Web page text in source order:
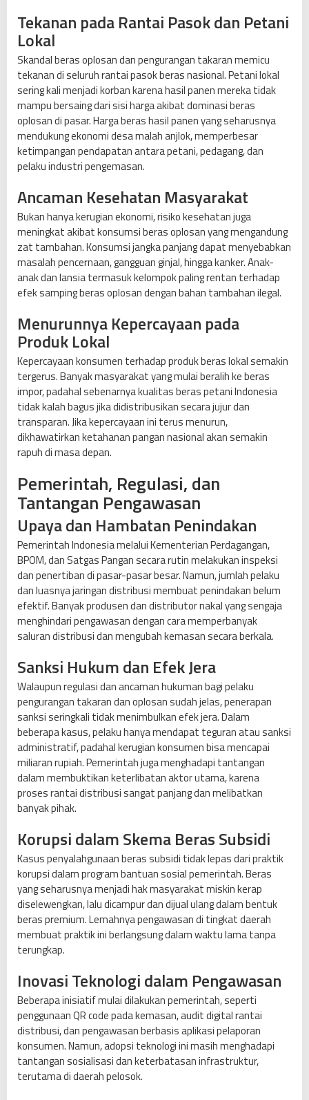
Tekanan pada Rantai Pasok dan Petani
Lokal
Skandal beras oplosan dan pengurangan takaran memicu
tekanan di seluruh rantai pasok beras nasional. Petani lokal
sering kali menjadi korban karena hasil panen mereka tidak
mampu bersaing dari sisi harga akibat dominasi beras
oplosan di pasar. Harga beras hasil panen yang seharusnya
mendukung ekonomi desa malah anjlok, memperbesar
ketimpangan pendapatan antara petani, pedagang, dan
pelaku industri pengemasan.
Ancaman Kesehatan Masyarakat
Bukan hanya kerugian ekonomi, risiko kesehatan juga
meningkat akibat konsumsi beras oplosan yang mengandung
zat tambahan. Konsumsi jangka panjang dapat menyebabkan
masalah pencernaan, gangguan ginjal, hingga kanker. Anak-
anak dan lansia termasuk kelompok paling rentan terhadap
efek samping beras oplosan dengan bahan tambahan ilegal.
Menurunnya Kepercayaan pada
Produk Lokal
Kepercayaan konsumen terhadap produk beras lokal semakin
tergerus. Banyak masyarakat yang mulai beralih ke beras
impor, padahal sebenarnya kualitas beras petani Indonesia
tidak kalah bagus jika didistribusikan secara jujur dan
transparan. Jika kepercayaan ini terus menurun,
dikhawatirkan ketahanan pangan nasional akan semakin
rapuh di masa depan.
Pemerintah, Regulasi, dan
Tantangan Pengawasan
Upaya dan Hambatan Penindakan
Pemerintah Indonesia melalui Kementerian Perdagangan,
BPOM, dan Satgas Pangan secara rutin melakukan inspeksi
dan penertiban di pasar-pasar besar. Namun, jumlah pelaku
dan luasnya jaringan distribusi membuat penindakan belum
efektif. Banyak produsen dan distributor nakal yang sengaja
menghindari pengawasan dengan cara memperbanyak
saluran distribusi dan mengubah kemasan secara berkala.
Sanksi Hukum dan Efek Jera
Walaupun regulasi dan ancaman hukuman bagi pelaku
pengurangan takaran dan oplosan sudah jelas, penerapan
sanksi seringkali tidak menimbulkan efek jera. Dalam
beberapa kasus, pelaku hanya mendapat teguran atau sanksi
administratif, padahal kerugian konsumen bisa mencapai
miliaran rupiah. Pemerintah juga menghadapi tantangan
dalam membuktikan keterlibatan aktor utama, karena
proses rantai distribusi sangat panjang dan melibatkan
banyak pihak.
Korupsi dalam Skema Beras Subsidi
Kasus penyalahgunaan beras subsidi tidak lepas dari praktik
korupsi dalam program bantuan sosial pemerintah. Beras
yang seharusnya menjadi hak masyarakat miskin kerap
diselewengkan, lalu dicampur dan dijual ulang dalam bentuk
beras premium. Lemahnya pengawasan di tingkat daerah
membuat praktik ini berlangsung dalam waktu lama tanpa
terungkap.
Inovasi Teknologi dalam Pengawasan
Beberapa inisiatif mulai dilakukan pemerintah, seperti
penggunaan QR code pada kemasan, audit digital rantai
distribusi, dan pengawasan berbasis aplikasi pelaporan
konsumen. Namun, adopsi teknologi ini masih menghadapi
tantangan sosialisasi dan keterbatasan infrastruktur,
terutama di daerah pelosok.